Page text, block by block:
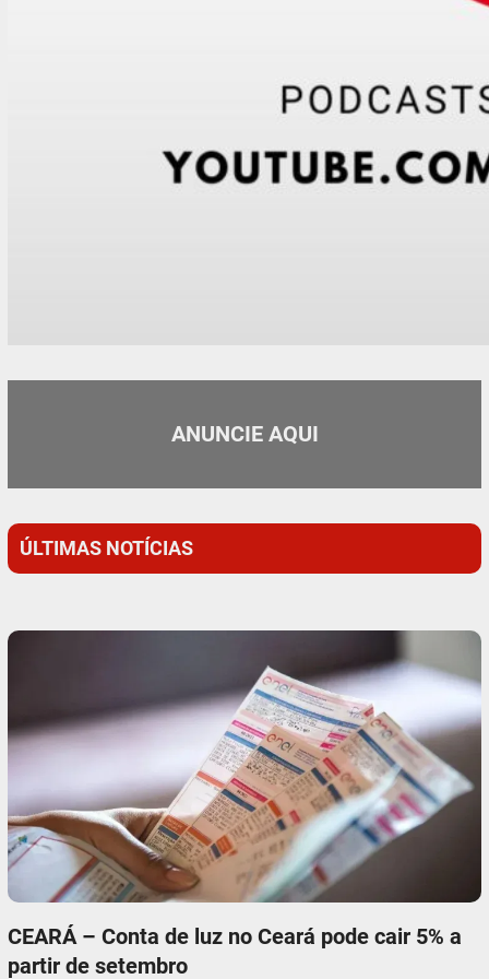
ANUNCIE AQUI
ÚLTIMAS NOTÍCIAS
CEARÁ – Conta de luz no Ceará pode cair 5% a
partir de setembro